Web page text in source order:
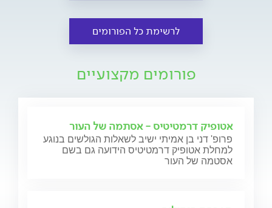
לרשימת כל הפורומים
פורומים מקצועיים
אטופיק דרמטיטיס - אסתמה של העור
פרופ' דני בן אמיתי ישיב לשאלות הגולשים בנוגע
למחלת אטופיק דרמטיטיס הידועה גם בשם
אסטמה של העור